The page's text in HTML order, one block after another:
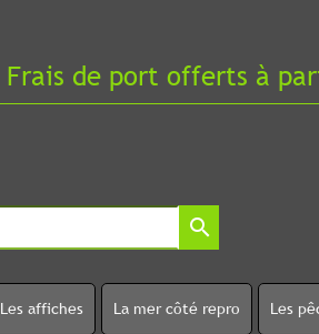
Frais de port offerts à
search
Les affiches La mer côté repro Les